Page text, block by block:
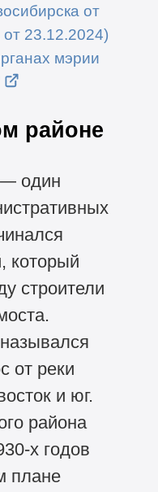
от
23.12.2024)
мэрии
районе
— один
который
строители
от реки
и юг.
района
хгодов
плане